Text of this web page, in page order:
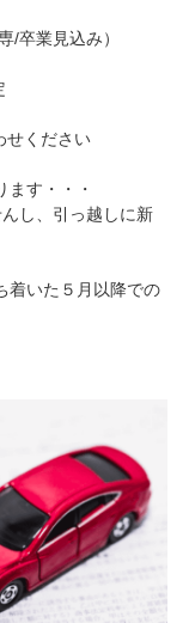
/卒業見込み）
せください
ます・・・
し、引っ越しに新
着いた５月以降での